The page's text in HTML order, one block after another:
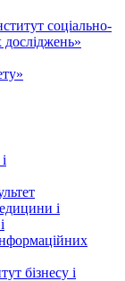
соціально-
досліджень»
і
бізнесу і